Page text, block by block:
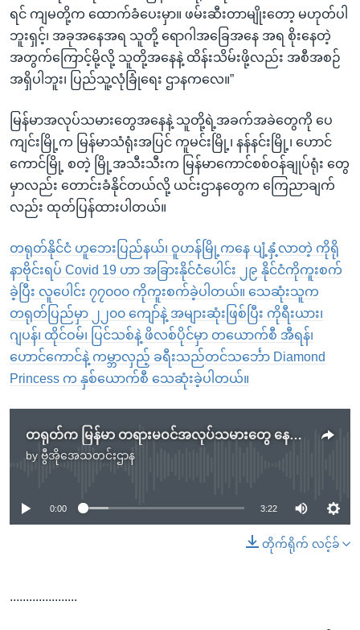
ရင် ကျမတို့က ထောက်ခံပေးမှာ။ ဖမ်းဆီးတာမျိုးတော့ မဟုတ်ပါ
ဘူးရှင့်၊ အခုအနေအရ သူတို့ ရောဂါအခြေအနေ အရ စိုးနေတဲ့
အတွက်ကြောင့်မို့လို့ သူတို့အနေနဲ့ ထိန်းသိမ်းဖို့လည်း အစီအစဉ်
အရှိပါဘူး၊ ပြည်သူ့လုံခြုံရေး ဌာနကလေ။”
မြန်မာအလုပ်သမားတွေအနေနဲ့ သူတို့ရဲ့အခက်အခဲတွေကို ပေ
ကျင်းမြို့က မြန်မာသံရုံးအပြင် ကူမင်းမြို့၊ နန်နင်းမြို့၊ ဟောင်
ကောင်မြို့ စတဲ့ မြို့အသီးသီးက မြန်မာကောင်စစ်ဝန်ချုပ်ရုံး တွေ
မှာလည်း တောင်းခံနိုင်တယ်လို့ ယင်းဌာနတွေက ကြေညာချက်
လည်း ထုတ်ပြန်ထားပါတယ်။
တရုတ်နိုင်ငံ ဟူဘေးပြည်နယ်၊ ဝူဟန်မြို့ကနေ ပျံ့နှံ့လာတဲ့ ကိုရို
နာဗိုင်းရပ် Covid 19 ဟာ အခြားနိုင်ငံပေါင်း ၂၉ နိုင်ငံကိုကူးစက်
ခဲ့ပြီး လူပေါင်း ၇၇၀၀၀ ကိုကူးစက်ခဲ့ပါတယ်။ သေဆုံးသူက
တရုတ်ပြည်မှာ ၂၂၀၀ ကျော်နဲ့ အများဆုံးဖြစ်ပြီး ကိုရီးယား၊
ဂျပန်၊ ထိုင်ဝမ်၊ ပြင်သစ်နဲ့ ဖိလစ်ပိုင်မှာ တယောက်စီ အီရန်၊
ဟောင်ကောင်နဲ့ ကမ္ဘာလှည့် ခရီးသည်တင်သင်္ဘော Diamond
Princess က နှစ်ယောက်စီ သေဆုံးခဲ့ပါတယ်။
တရုတ်က မြန်မာ တရားမဝင်အလုပ်သမားတွေ နေရပ်ပြန်ဖို့ အကူအညီတောင်း
by ဗွီအိုအေသတင်းဌာန
No media source currently available
0:00 3:22
တိုက်ရိုက် လင့်ခ်
.....................